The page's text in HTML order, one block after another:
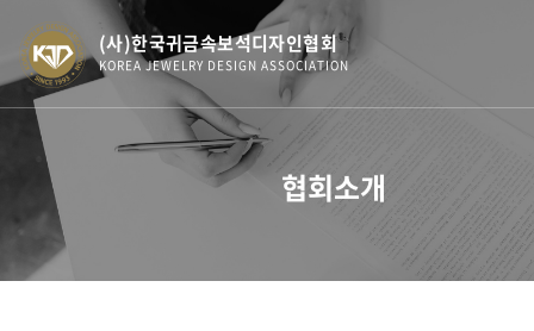
(사)한국귀금속보석디자인협회
KOREA JEWELRY DESIGN ASSOCIATION
협회소개